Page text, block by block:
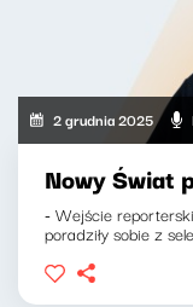
2 grudnia 2025
Nowy Świat
- Wejście
poradziły sobie z